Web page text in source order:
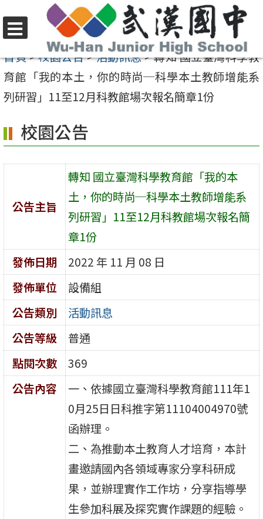
至
要
內
區
選
單
首頁>校園公告>活動訊息>轉知 國立臺灣科學教
育館「我的本土，你的時尚─科學本土教師增能系
列研習」11至12月科教館場次報名簡章1份
校園公告
公告主旨
轉知 國立臺灣科學教育館「我的本
土，你的時尚─科學本土教師增能系
列研習」11至12月科教館場次報名簡
章1份
發佈日期
2022 年 11 月 08 日
發佈單位
設備組
公告類別
活動訊息
公告等級
普通
點閱次數
369
公告內容
一、依據國立臺灣科學教育館111年1
0月25日日科推字第11104004970號
函辦理。
二、為推動本土教育人才培育，本計
畫邀請國內各領域專家分享科研成
果，並辦理實作工作坊，分享指導學
生參加科展及探究實作課題的經驗。